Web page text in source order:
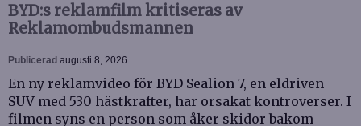
BYD:s reklamfilm kritiseras av
Reklamombudsmannen
Publicerad augusti 8, 2026
En ny reklamvideo för BYD Sealion 7, en eldriven
SUV med 530 hästkrafter, har orsakat kontroverser. I
filmen syns en person som åker skidor bakom